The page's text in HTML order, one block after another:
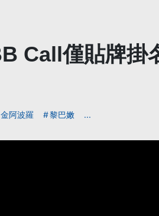
Call僅貼牌掛
金阿波羅 黎巴嫩 ...